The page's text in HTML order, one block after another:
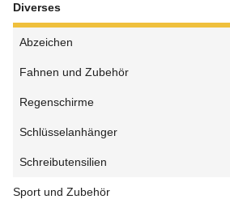
Diverses
Abzeichen
Fahnen und Zubehör
Regenschirme
Schlüsselanhänger
Schreibutensilien
Sport und Zubehör